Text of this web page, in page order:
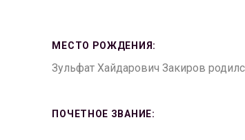
МЕСТО РОЖДЕНИЯ:
Зульфат Хайдарович Закиров
ПОЧЕТНОЕ ЗВАНИЕ: